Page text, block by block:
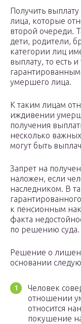
Получить
лица, которые
второй очереди.
дети, родители,
категории лиц
выплату, то есть
умершего лица.
К таким лицам
иждивении
получения
несколько
могут быть
Запрет на
наложен, если
наследником. В
к пенсионным
факта
по решению суда.
Решение о
основании
Человек
отношении
относится
покушение